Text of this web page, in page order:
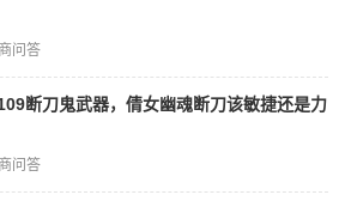
问答
断刀鬼武器，倩女幽魂断刀该敏捷还是力
问答